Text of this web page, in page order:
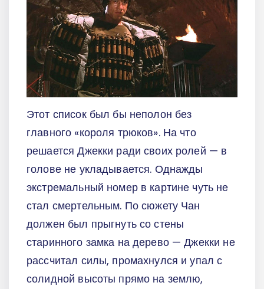
Этот список был бы неполон без
главного «короля трюков». На что
решается Джекки ради своих ролей — в
голове не укладывается. Однажды
экстремальный номер в картине чуть не
стал смертельным. По сюжету Чан
должен был прыгнуть со стены
старинного замка на дерево — Джекки не
рассчитал силы, промахнулся и упал с
солидной высоты прямо на землю,